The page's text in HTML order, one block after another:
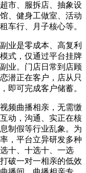
市、服拆店、抽象设
、健身工做室、活动
车行、月子核心等。
是零成本、高复利
式，仅通过平台挂牌
业。门店日常到店顾
潜正在客户，店从只
即可完成客户储蓄。
频曲播相亲，无需缴
动，沟通、实正在核
制假等行业乱象。为
，平台立异研发多种
十、十选十、一选
破一对一相亲的低效